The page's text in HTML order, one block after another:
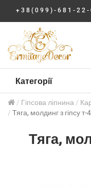
+38(099)-681-22-
Категорії
Гіпсова ліпнина
Тяга, молдинг з гіпсу т-
Тяга,